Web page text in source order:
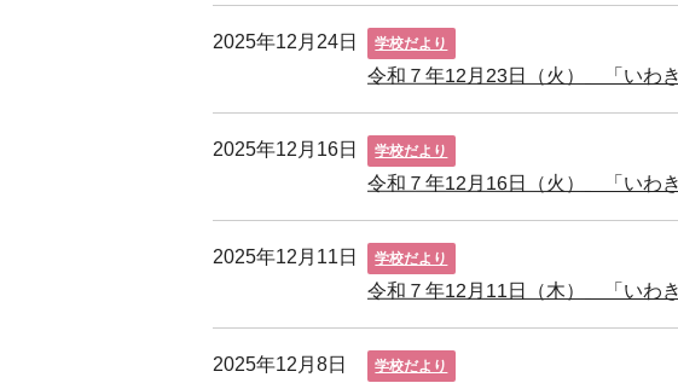
2025年12月24日 学校だより
令和７年12月23日（火） 「いわ
2025年12月16日 学校だより
令和７年12月16日（火） 「いわ
2025年12月11日 学校だより
令和７年12月11日（木） 「いわ
2025年12月8日 学校だより